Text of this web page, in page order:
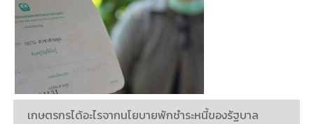
เกษตรกรได้อะไรจากนโยบายพักชำระหนี้ของรัฐบาล